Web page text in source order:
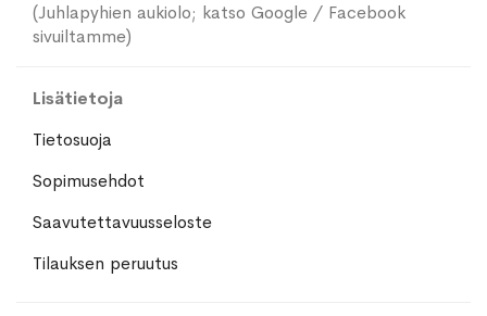
(Juhlapyhien aukiolo; katso Google / Facebook
sivuiltamme)
Lisätietoja
Tietosuoja
Sopimusehdot
Saavutettavuusseloste
Tilauksen peruutus